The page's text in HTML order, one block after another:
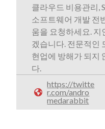
클라우드 비용관리,
소프트웨어 개발 전
움을 요청하세요.
겠습니다. 전문적인
현업에 방해가 되지
다.
https://twitte
r.com/andro
medarabbit